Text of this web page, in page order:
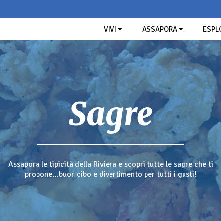
VIVI
COSA FARE
Cultura
Gusto
Hotel
Outdoor
TUTTE LE ATTIVITÀ
ASSAPORA
GUSTO DI RIVIERA
Prodotti tipici liguri
Ristoranti
PESTO
I NOSTRI CONSIGLI
A picco sul mare
Due passi nel verde
Roccaforti medievali
Sapori di Riviera
Tra mare e monti
I
CERCA NEL
Sagre
Assapora le tipicità della Riviera e scopri tutte le sagre che ti
propone…buon cibo e divertimento per tutti i gusti!